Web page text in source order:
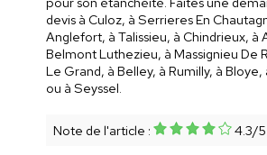
devis à Culoz, à Serrieres En
Anglefort, à Talissieu, à Chindrieux, à
Belmont Luthezieu, à Massignieu De
Le Grand, à Belley, à Rumilly, à Bloye,
ou à Seyssel.
Note de l'article : 4.3/5